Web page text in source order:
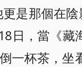
是那個在
日，當《藏
一杯茶，坐